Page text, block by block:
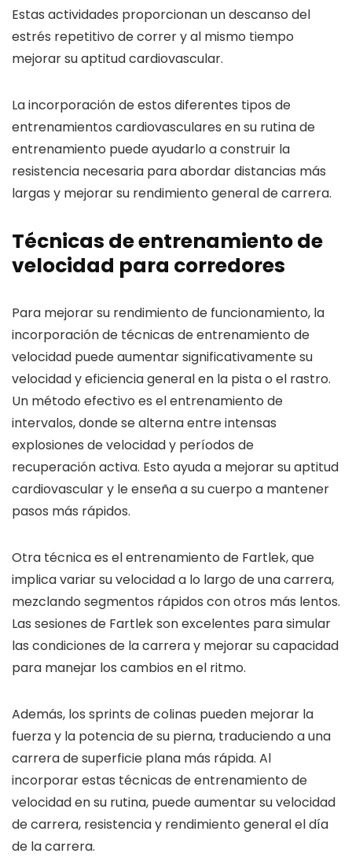
Estas actividades proporcionan un descanso del
estrés repetitivo de correr y al mismo tiempo
mejorar su aptitud cardiovascular.
La incorporación de estos diferentes tipos de
entrenamientos cardiovasculares en su rutina de
entrenamiento puede ayudarlo a construir la
resistencia necesaria para abordar distancias más
largas y mejorar su rendimiento general de carrera.
Técnicas de entrenamiento de
velocidad para corredores
Para mejorar su rendimiento de funcionamiento, la
incorporación de técnicas de entrenamiento de
velocidad puede aumentar significativamente su
velocidad y eficiencia general en la pista o el rastro.
Un método efectivo es el entrenamiento de
intervalos, donde se alterna entre intensas
explosiones de velocidad y períodos de
recuperación activa. Esto ayuda a mejorar su aptitud
cardiovascular y le enseña a su cuerpo a mantener
pasos más rápidos.
Otra técnica es el entrenamiento de Fartlek, que
implica variar su velocidad a lo largo de una carrera,
mezclando segmentos rápidos con otros más lentos.
Las sesiones de Fartlek son excelentes para simular
las condiciones de la carrera y mejorar su capacidad
para manejar los cambios en el ritmo.
Además, los sprints de colinas pueden mejorar la
fuerza y ​​la potencia de su pierna, traduciendo a una
carrera de superficie plana más rápida. Al
incorporar estas técnicas de entrenamiento de
velocidad en su rutina, puede aumentar su velocidad
de carrera, resistencia y rendimiento general el día
de la carrera.